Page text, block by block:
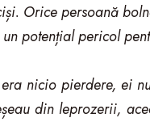
Orice persoană
potențial pericol
nicio pierdere, ei
din leprozerii,